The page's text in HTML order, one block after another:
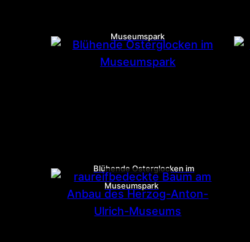
Museumspark
Blühende Osterglocken im
Museumspark